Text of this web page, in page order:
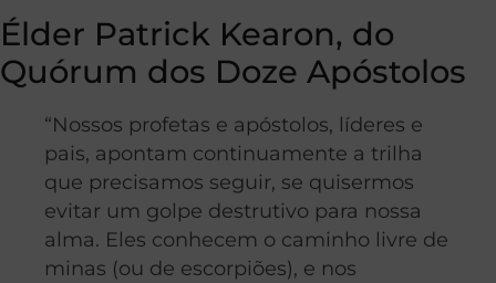
Élder Patrick Kearon, do
Quórum dos Doze Apóstolos
“Nossos profetas e apóstolos, líderes e
pais, apontam continuamente a trilha
que precisamos seguir, se quisermos
evitar um golpe destrutivo para nossa
alma. Eles conhecem o caminho livre de
minas (ou de escorpiões), e nos